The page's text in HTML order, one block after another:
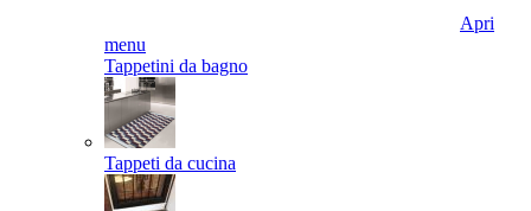
Apri
menu
Tappetini da bagno
Tappeti da cucina